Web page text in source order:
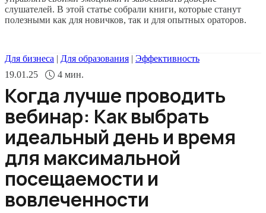
слушателей. В этой статье собрали книги, которые станут
полезными как для новичков, так и для опытных ораторов.
Для бизнеса | Для образования | Эффективность
19.01.25
4 мин.
Когда лучше проводить
вебинар: Как выбрать
идеальный день и время
для максимальной
посещаемости и
вовлеченности